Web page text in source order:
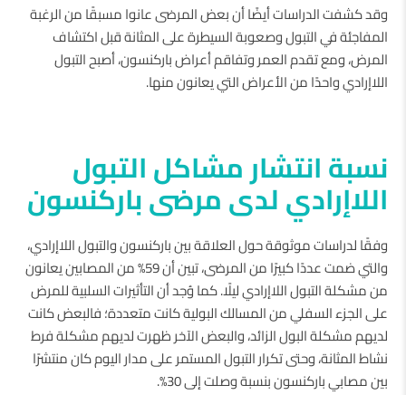
وقد كشفت الدراسات أيضًا أن بعض المرضى عانوا مسبقًا من الرغبة
المفاجئة في التبول وصعوبة السيطرة على المثانة قبل اكتشاف
المرض، ومع تقدم العمر وتفاقم أعراض باركنسون، أصبح التبول
اللاإرادي واحدًا من الأعراض التي يعانون منها.
نسبة انتشار مشاكل التبول
اللاإرادي لدى مرضى باركنسون
وفقًا لدراسات موثوقة حول العلاقة بين باركنسون والتبول اللاإرادي،
والتي ضمت عددًا كبيرًا من المرضى، تبين أن 59% من المصابين يعانون
من مشكلة التبول اللاإرادي ليلًا. كما وُجد أن التأثيرات السلبية للمرض
على الجزء السفلي من المسالك البولية كانت متعددة؛ فالبعض كانت
لديهم مشكلة البول الزائد، والبعض الآخر ظهرت لديهم مشكلة فرط
نشاط المثانة، وحتى تكرار التبول المستمر على مدار اليوم كان منتشرًا
بين مصابي باركنسون بنسبة وصلت إلى 30%.